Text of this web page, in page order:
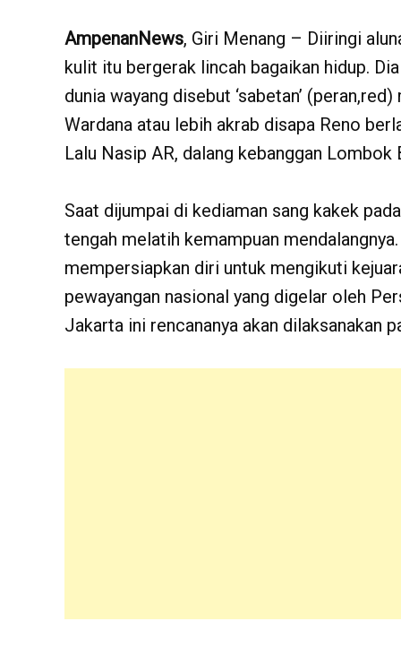
AmpenanNews, Giri Menang – Diiringi
kulit itu bergerak lincah bagaikan hidup.
dunia wayang disebut ‘sabetan’
Wardana atau lebih akrab disapa Reno
Lalu Nasip AR, dalang kebanggan Lombok
Saat dijumpai di kediaman sang kakek
tengah melatih kemampuan
mempersiapkan diri untuk mengikuti
pewayangan nasional yang digelar oleh
Jakarta ini rencananya akan dilaksanakan